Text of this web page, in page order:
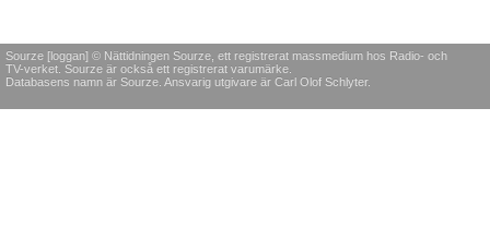
Sourze [loggan] © Nättidningen Sourze, ett registrerat massmedium hos Radio- och
TV-verket. Sourze är också ett registrerat varumärke.
Databasens namn är Sourze. Ansvarig utgivare är Carl Olof Schlyter.